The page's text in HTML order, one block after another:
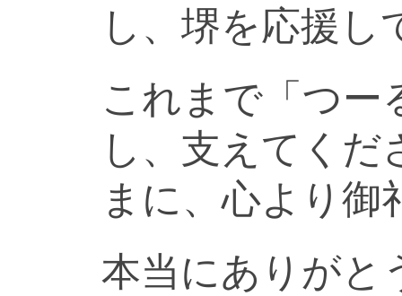
し、堺を応援し
これまで「つー
し、支えてく
まに、心より御
本当にありがと